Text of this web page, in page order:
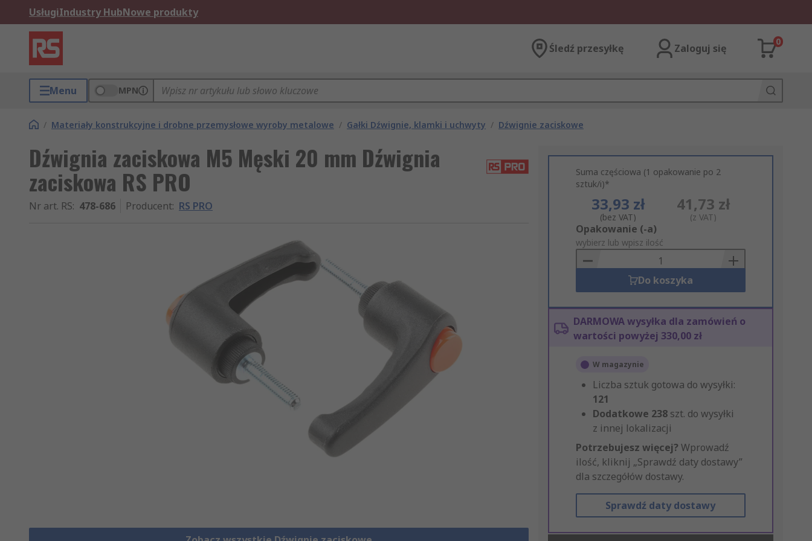
UsługiIndustry HubNowe produkty
Śledź przesyłkę Zaloguj się
0
Menu MPN
/ Materiały konstrukcyjne i drobne przemysłowe wyroby metalowe / Gałki Dźwignie, klamki i uchwyty / Dźwignie zaciskowe
Dźwignia zaciskowa M5 Męski 20 mm Dźwignia
zaciskowa RS PRO
Nr art. RS: 478-686 Producent: RS PRO
Suma częściowa (1 opakowanie po 2
sztuk/i)*
33,93 zł
(bez VAT)
41,73 zł
(z VAT)
Add
to
Basket
Opakowanie (-a)
wybierz lub wpisz ilość
Do koszyka
DARMOWA wysyłka dla zamówień o
wartości powyżej 330,00 zł
W magazynie
Liczba sztuk gotowa do wysyłki:
121
Dodatkowe 238 szt. do wysyłki
z innej lokalizacji
Potrzebujesz więcej? Wprowadź
ilość, kliknij „Sprawdź daty dostawy”
dla szczegółów dostawy.
Sprawdź daty dostawy